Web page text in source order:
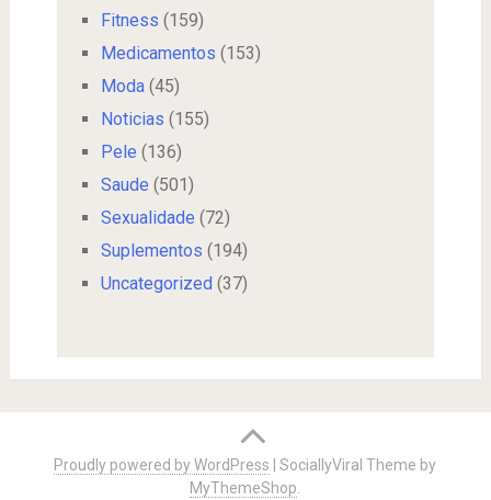
Fitness (159)
Medicamentos (153)
Moda(45)
Noticias (155)
Pele (136)
Saude (501)
Sexualidade (72)
Suplementos (194)
Uncategorized (37)
Proudly powered by WordPress |SociallyViral Theme by
MyThemeShop